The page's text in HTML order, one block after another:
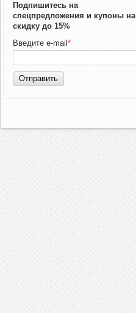
Подпишитесь на
спецпредложения и купоны на
скидку до 15%
Введите e-mail *
Отправить